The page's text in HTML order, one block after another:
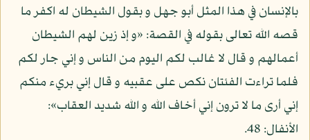
بالإنسان في هذا المثل أبو جهل و بقول الشيطان له اكفر ما
قصه الله تعالى بقوله في القصة: «و إذ زين لهم الشيطان
أعمالهم و قال لا غالب لكم اليوم من الناس و إني جار لكم
فلما تراءت الفئتان نكص على عقبيه و قال إني بريء منكم
إني أرى ما لا ترون إني أخاف الله و الله شديد العقاب»:
الأنفال: 48.